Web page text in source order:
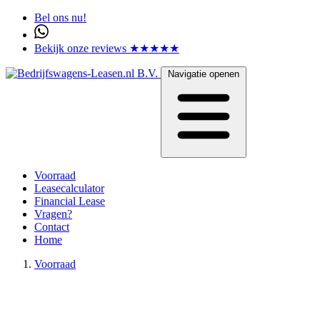
Bel ons nu!
Bekijk onze reviews ★★★★★
Navigatie openen
Voorraad
Leasecalculator
Financial Lease
Vragen?
Contact
Home
Voorraad